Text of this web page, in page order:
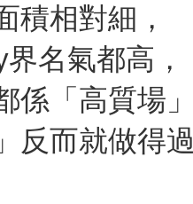
積相對細，
名氣都高，
係「高質場
反而就做得